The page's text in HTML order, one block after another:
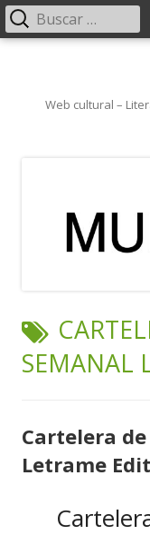
contenidoWeb cultural –
Menú
SEMANAL
Cartelera
Letrame